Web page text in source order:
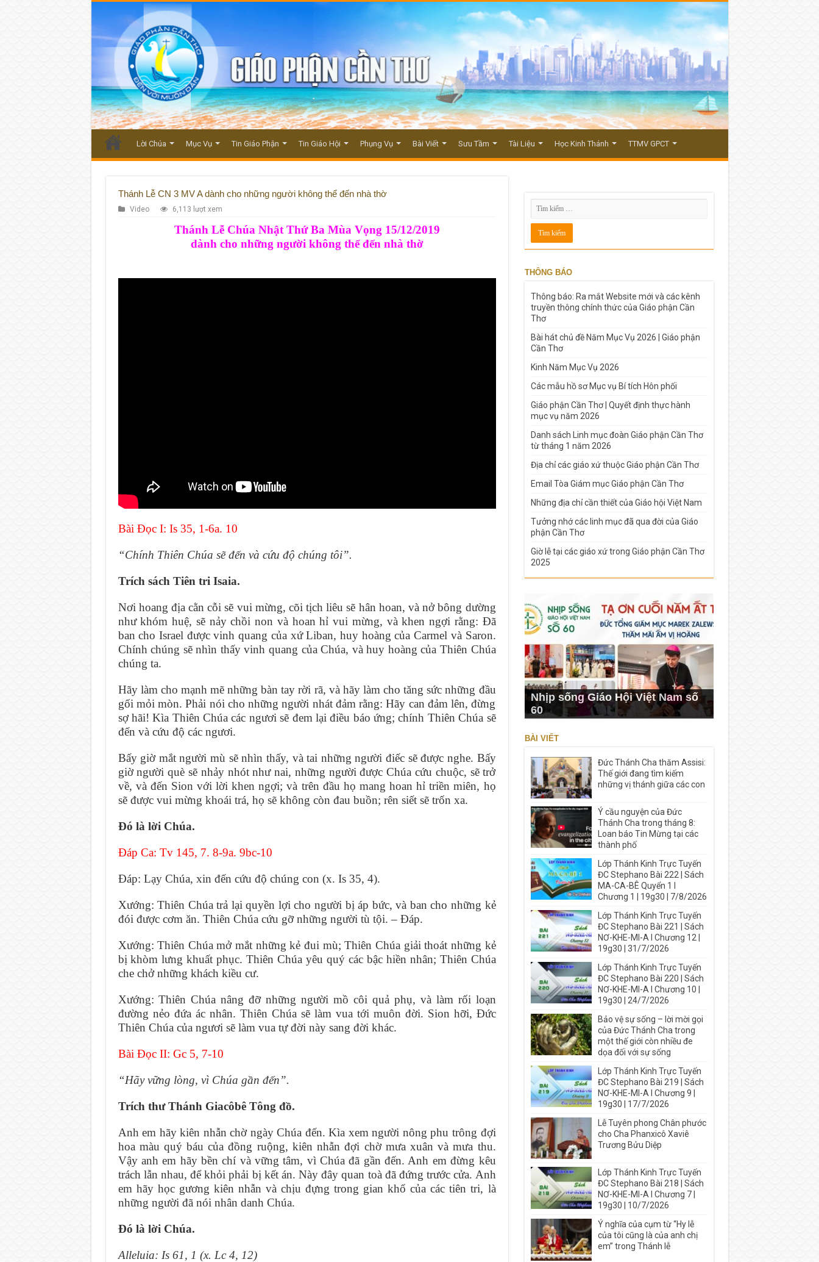
Lời Chúa Mục Vụ Tin Giáo Phận Tin Giáo Hội Phụng Vụ Bài Viết Sưu Tầm Tài Liệu Học Kinh Thánh TTMV GPCT
Thánh Lễ CN 3 MV A dành cho những người không thể đến nhà thờ
Video 6,113 lượt xem
Thánh Lễ Chúa Nhật Thứ Ba Mùa Vọng 15/12/2019
dành cho những người không thể đến nhà thờ
Bài Ðọc I: Is 35, 1-6a. 10
“Chính Thiên Chúa sẽ đến và cứu độ chúng tôi”.
Trích sách Tiên tri Isaia.
Nơi hoang địa cằn cỗi sẽ vui mừng, cõi tịch liêu sẽ hân hoan, và nở bông dường
như khóm huệ, sẽ nảy chồi non và hoan hỉ vui mừng, và khen ngợi rằng: Ðã
ban cho Israel được vinh quang của xứ Liban, huy hoàng của Carmel và Saron.
Chính chúng sẽ nhìn thấy vinh quang của Chúa, và huy hoàng của Thiên Chúa
chúng ta.
Hãy làm cho mạnh mẽ những bàn tay rời rã, và hãy làm cho tăng sức những đầu
gối mỏi mòn. Phải nói cho những người nhát đảm rằng: Hãy can đảm lên, đừng
sợ hãi! Kìa Thiên Chúa các ngươi sẽ đem lại điều báo ứng; chính Thiên Chúa sẽ
đến và cứu độ các ngươi.
Bấy giờ mắt người mù sẽ nhìn thấy, và tai những người điếc sẽ được nghe. Bấy
giờ người què sẽ nhảy nhót như nai, những người được Chúa cứu chuộc, sẽ trở
về, và đến Sion với lời khen ngợi; và trên đầu họ mang hoan hỉ triền miên, họ
sẽ được vui mừng khoái trá, họ sẽ không còn đau buồn; rên siết sẽ trốn xa.
Ðó là lời Chúa.
Ðáp Ca: Tv 145, 7. 8-9a. 9bc-10
Ðáp: Lạy Chúa, xin đến cứu độ chúng con (x. Is 35, 4).
Xướng: Thiên Chúa trả lại quyền lợi cho người bị áp bức, và ban cho những kẻ
đói được cơm ăn. Thiên Chúa cứu gỡ những người tù tội. – Ðáp.
Xướng: Thiên Chúa mở mắt những kẻ đui mù; Thiên Chúa giải thoát những kẻ
bị khòm lưng khuất phục. Thiên Chúa yêu quý các bậc hiền nhân; Thiên Chúa
che chở những khách kiều cư.
Xướng: Thiên Chúa nâng đỡ những người mồ côi quả phụ, và làm rối loạn
đường nẻo đứa ác nhân. Thiên Chúa sẽ làm vua tới muôn đời. Sion hỡi, Ðức
Thiên Chúa của ngươi sẽ làm vua tự đời này sang đời khác.
Bài Ðọc II: Gc 5, 7-10
“Hãy vững lòng, vì Chúa gần đến”.
Trích thư Thánh Giacôbê Tông đồ.
Anh em hãy kiên nhẫn chờ ngày Chúa đến. Kìa xem người nông phu trông đợi
hoa màu quý báu của đồng ruộng, kiên nhẫn đợi chờ mưa xuân và mưa thu.
Vậy anh em hãy bền chí và vững tâm, vì Chúa đã gần đến. Anh em đừng kêu
trách lẫn nhau, để khỏi phải bị kết án. Này đây quan toà đã đứng trước cửa. Anh
em hãy học gương kiên nhẫn và chịu đựng trong gian khổ của các tiên tri, là
những người đã nói nhân danh Chúa.
Ðó là lời Chúa.
Alleluia: Is 61, 1 (x. Lc 4, 12)
THÔNG BÁO
Thông báo: Ra mắt Website mới và các kênh
truyền thông chính thức của Giáo phận Cần
Thơ
Bài hát chủ đề Năm Mục Vụ 2026 | Giáo phận
Cần Thơ
Kinh Năm Mục Vụ 2026
Các mẫu hồ sơ Mục vụ Bí tích Hôn phối
Giáo phận Cần Thơ | Quyết định thực hành
mục vụ năm 2026
Danh sách Linh mục đoàn Giáo phận Cần Thơ
từ tháng 1 năm 2026
Địa chỉ các giáo xứ thuộc Giáo phận Cần Thơ
Email Tòa Giám mục Giáo phận Cần Thơ
Những địa chỉ cần thiết của Giáo hội Việt Nam
Tưởng nhớ các linh mục đã qua đời của Giáo
phận Cần Thơ
Giờ lễ tại các giáo xứ trong Giáo phận Cần Thơ
2025
Nhịp sống Giáo Hội Việt Nam số
60
BÀI VIẾT
Đức Thánh Cha thăm Assisi:
Thế giới đang tìm kiếm
những vị thánh giữa các con
Ý cầu nguyện của Đức
Thánh Cha trong tháng 8:
Loan báo Tin Mừng tại các
thành phố
Lớp Thánh Kinh Trực Tuyến
ĐC Stephano Bài 222 | Sách
MA-CA-BÊ Quyển 1 I
Chương 1 | 19g30 | 7/8/2026
Lớp Thánh Kinh Trực Tuyến
ĐC Stephano Bài 221 | Sách
NƠ-KHE-MI-A I Chương 12 |
19g30 | 31/7/2026
Lớp Thánh Kinh Trực Tuyến
ĐC Stephano Bài 220 | Sách
NƠ-KHE-MI-A I Chương 10 |
19g30 | 24/7/2026
Bảo vệ sự sống – lời mời gọi
của Đức Thánh Cha trong
một thế giới còn nhiều đe
dọa đối với sự sống
Lớp Thánh Kinh Trực Tuyến
ĐC Stephano Bài 219 | Sách
NƠ-KHE-MI-A I Chương 9 |
19g30 | 17/7/2026
Lễ Tuyên phong Chân phước
cho Cha Phanxicô Xaviê
Trương Bửu Diệp
Lớp Thánh Kinh Trực Tuyến
ĐC Stephano Bài 218 | Sách
NƠ-KHE-MI-A I Chương 7 |
19g30 | 10/7/2026
Ý nghĩa của cụm từ “Hy lễ
của tôi cũng là của anh chị
em” trong Thánh lễ